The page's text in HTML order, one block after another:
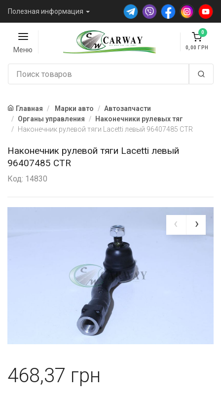
Полезная информация
Меню
0
0,00
Главная Марки авто
Автозапчасти
Органы управления
Наконечники рулевых тяг
Наконечник рулевой тяги Lacetti левый 96407485 CTR
Наконечник рулевой тяги Lacetti левый
96407485 CTR
Код: 14830
468,37